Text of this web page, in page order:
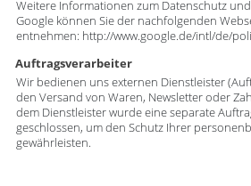
Weitere Informationen zum Datenschutz
Google können Sie der nachfolgenden
entnehmen: http://www.google.de/intl/de/
Auftragsverarbeiter
Wir bedienen uns externen Dienstleister
den Versand von Waren, Newsletter oder
dem Dienstleister wurde eine separate
geschlossen, um den Schutz Ihrer
gewährleisten.